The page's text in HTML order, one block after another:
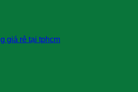
giá rẻ tại tphcm